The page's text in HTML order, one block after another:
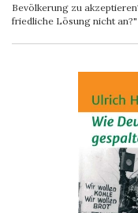
Bevölkerung zu
friedliche Lösung nicht